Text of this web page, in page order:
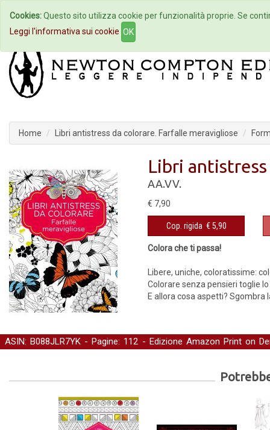
Home Autori Eventi
Home Libri antistress da colorare. Farfalle meravigliose
Libri
AA.VV.
€ 7,90
Cop. rigida € 5,90
Colora che ti passa!
Libere, uniche, coloratissime:
Colorare senza pensieri toglie
E allora cosa aspetti? Sgombra
ASIN: B088JLR7YK - Pagine: 112 - Edizione Amazon Print on
Cookies:Questo sito utilizza cookie per funzionalità proprie. Se
Leggi l'informativa sui cookie OK